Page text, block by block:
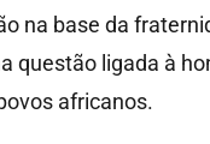
na base da
ligada à
africanos.